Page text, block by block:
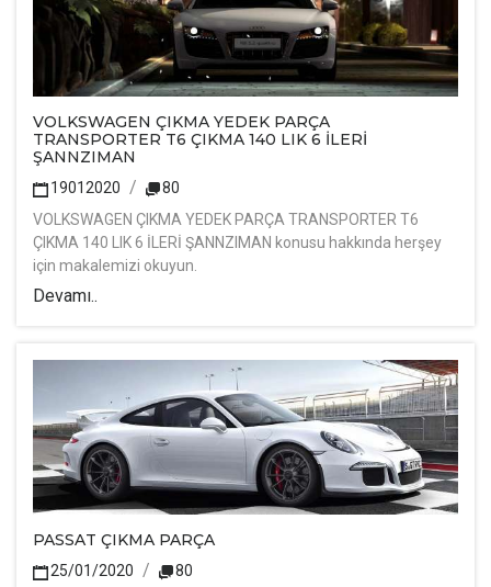
VOLKSWAGEN ÇIKMA YEDEK PARÇA
TRANSPORTER T6 ÇIKMA 140 LIK 6 İLERİ
ŞANNZIMAN
19012020
80
VOLKSWAGEN ÇIKMA YEDEK PARÇA TRANSPORTER T6
ÇIKMA 140 LIK 6 İLERİ ŞANNZIMAN konusu hakkında herşey
için makalemizi okuyun.
Devamı..
PASSAT ÇIKMA PARÇA
25/01/2020
80